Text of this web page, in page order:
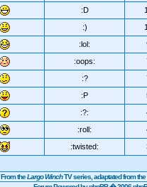
:D
:)
:lol:
:oops:
:?
:P
:?:
:roll:
:twisted:
From theLargo WinchTV series, adaptated from